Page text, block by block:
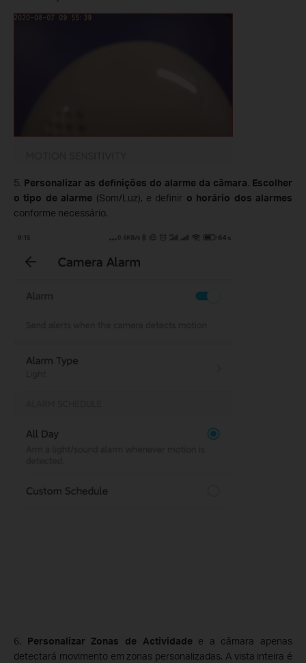
5. Personalizar as definições do alarme da câmara. Escolher
o tipo de alarme (Som/Luz), e definir o horário dos alarmes
conforme necessário.
6. Personalizar Zonas de Actividadee a câmara apenas
detectará movimento em zonas personalizadas. A vista inteira é